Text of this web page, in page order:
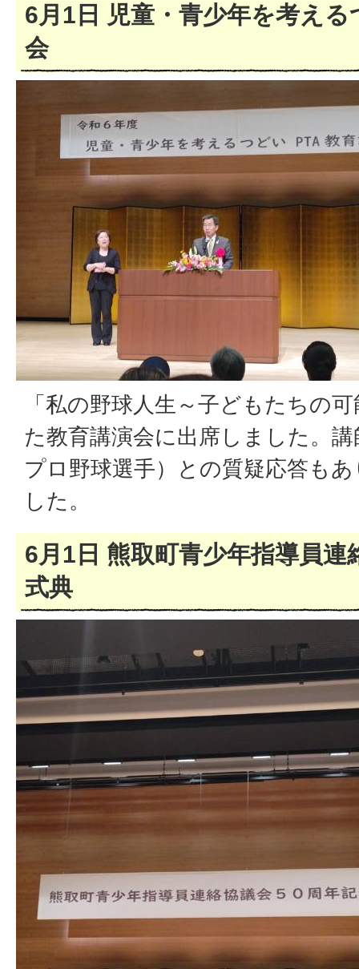
6月1日 児童・青少年を考え
会
「私の野球人生～子どもたちの
た教育講演会に出席しました。
プロ野球選手）との質疑応答も
した。
6月1日 熊取町青少年指導員連
式典